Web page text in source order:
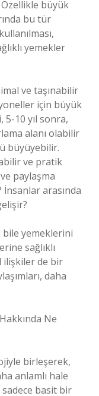
büyük
bu tür
yemekler
ve taşınabilir
için büyük
10 yıl sonra,
alanı olabilir
büyüyebilir.
ve pratik
paylaşma
İnsanlar arasında
bile yemeklerini
sağlıklı
ilişkiler de bir
daha
Ne
birleşerek,
anlamlı hale
sadece basit bir